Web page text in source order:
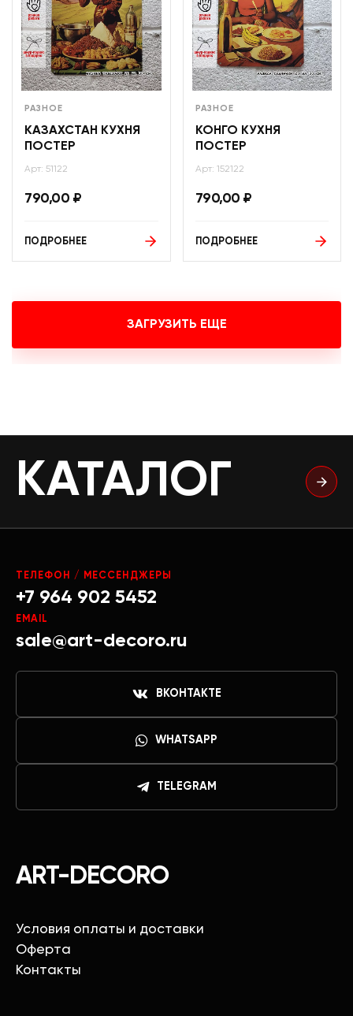
РАЗНОЕ
КАЗАХСТАН КУХНЯ
ПОСТЕР
Арт: 51122
790,00 ₽
ПОДРОБНЕЕ
РАЗНОЕ
КОНГО КУХНЯ
ПОСТЕР
Арт: 152122
790,00 ₽
ПОДРОБНЕЕ
ЗАГРУЗИТЬ ЕЩЕ
КАТАЛОГ
ART-DECORO
Условия оплаты и доставки
Оферта
Контакты
ТЕЛЕФОН / МЕССЕНДЖЕРЫ
+7 964 902 5452
EMAIL
sale@art-decoro.ru
ВКОНТАКТЕ
WHATSAPP
TELEGRAM